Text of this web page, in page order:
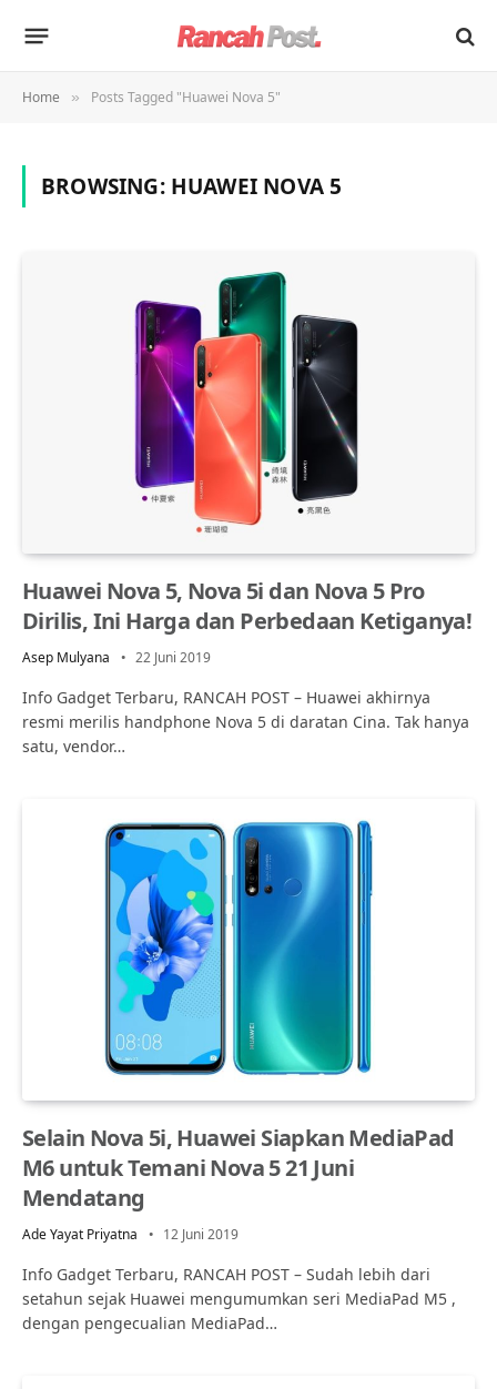
Home » Posts Tagged "Huawei Nova 5"
BROWSING: HUAWEI NOVA 5
Huawei Nova 5, Nova 5i dan Nova 5 Pro
Dirilis, Ini Harga dan Perbedaan Ketiganya!
Asep Mulyana 22 Juni 2019
Info Gadget Terbaru, RANCAH POST – Huawei akhirnya
resmi merilis handphone Nova 5 di daratan Cina. Tak hanya
satu, vendor…
Selain Nova 5i, Huawei Siapkan MediaPad
M6 untuk Temani Nova 5 21 Juni
Mendatang
Ade Yayat Priyatna 12 Juni 2019
Info Gadget Terbaru, RANCAH POST – Sudah lebih dari
setahun sejak Huawei mengumumkan seri MediaPad M5 ,
dengan pengecualian MediaPad…